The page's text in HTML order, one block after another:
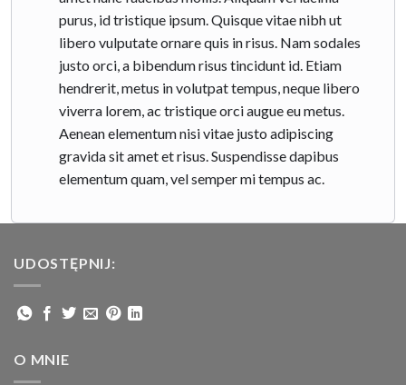
purus, id tristique ipsum. Quisque vitae nibh ut
libero vulputate ornare quis in risus. Nam sodales
justo orci, a bibendum risus tincidunt id. Etiam
hendrerit, metus in volutpat tempus, neque libero
viverra lorem, ac tristique orci augue eu metus.
Aenean elementum nisi vitae justo adipiscing
gravida sit amet et risus. Suspendisse dapibus
elementum quam, vel semper mi tempus ac.
UDOSTĘPNIJ:
O MNIE